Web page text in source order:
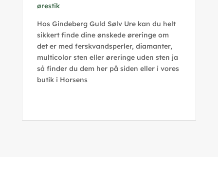
ørestik
Hos Gindeberg Guld Sølv Ure kan du helt
sikkert finde dine ønskede øreringe om
det er med ferskvandsperler, diamanter,
multicolor sten eller øreringe uden sten ja
så finder du dem her på siden eller i vores
butik i Horsens